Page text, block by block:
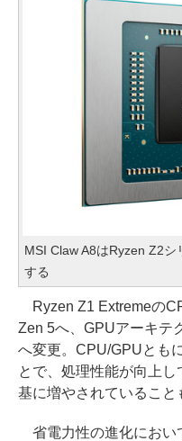
MSI Claw A8はRyzen Z2
する
Ryzen Z1 Extremeの
Zen 5へ、GPUアーキテ
へ変更。CPU/GPUとも
とで、処理性能が向上
基に増やされていること
省電力性の進化におい